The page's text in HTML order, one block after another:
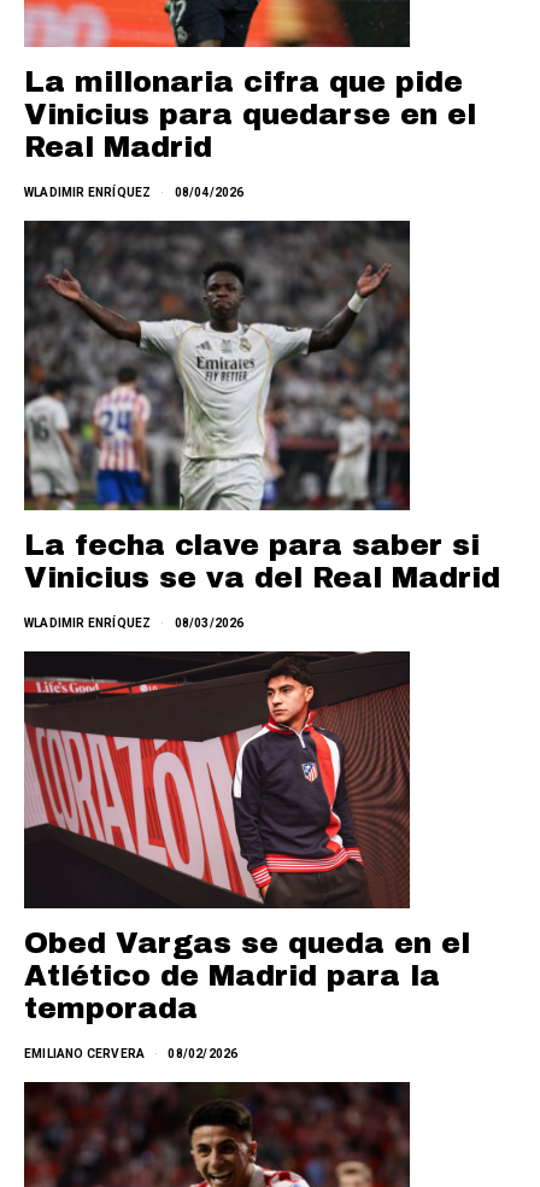
La millonaria cifra que pide
Vinicius para quedarse en el
Real Madrid
WLADIMIR ENRÍQUEZ 08/04/2026
La fecha clave para saber si
Vinicius se va del Real Madrid
WLADIMIR ENRÍQUEZ 08/03/2026
Obed Vargas se queda en el
Atlético de Madrid para la
temporada
EMILIANO CERVERA 08/02/2026